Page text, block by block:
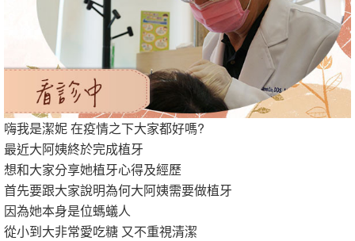
嗨我是潔妮 在疫情之下大家都好嗎?
最近大阿姨終於完成植牙
想和大家分享她植牙心得及經歷
首先要跟大家說明為何大阿姨需要做植牙
因為她本身是位螞蟻人
從小到大非常愛吃糖 又不重視清潔